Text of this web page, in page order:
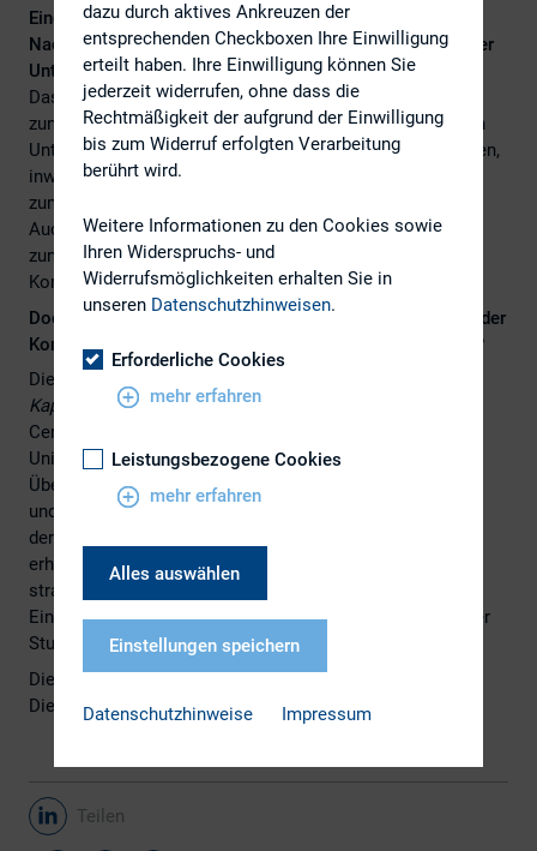
Eine empirische Analyse der
Nachhaltigkeitskommunikation deutscher börsennotierter
Unternehmen an den Kapitalmarkt
Das Thema Nachhaltigkeit hat in den letzten Jahren
zunehmend an Bedeutung gewonnen. Nicht nur, dass sich
Unternehmen immer stärker daran messen lassen müssen,
inwiefern sie in Einklang mit den global gesetzten Zielen
zum Schutz von Umwelt oder Menschenrechten stehen.
Auch Investoren, Ratingagenturen und Regulierer fordern
zunehmend eine transparentere und umfassendere
Kommunikation von ESG-Themen ein.
Doch: Wo steht die Investor Relations (IR) eigentlich bei der
Kommunikation von Nachhaltigkeit an den Kapitalmarkt?
Die aktuelle DIRK-Forschungsreihe „
Kapitalmarktkommunikation“ die gemeinsam mit dem
Center for Research in Financial Communication an der
Universität Leipzig erstellt wurde, gibt einen breiten
Überblick über Herausforderungen, Verantwortlichkeiten
und Instrumente der Nachhaltigkeitskommunikation. Bei
der großen Dynamik des Themas treten aktuell noch
erhebliche Unterschiede bei der Umsetzung sowie der
strategischen Integration von ESG-Aspekten zu Tage.
Einzelheiten dazu und weitere Ergebnisse finden Sie in der
Studie.
Die Studie finden Siehier.
Die Pressemitteilung finden Sie hier
Teilen
dazu durch aktives Ankreuzen der
entsprechenden Checkboxen Ihre Einwilligung
erteilt haben. Ihre Einwilligung können Sie
jederzeit widerrufen, ohne dass die
Rechtmäßigkeit der aufgrund der Einwilligung
bis zum Widerruf erfolgten Verarbeitung
berührt wird.
Weitere Informationen zu den Cookies sowie
Ihren Widerspruchs- und
Widerrufsmöglichkeiten erhalten Sie in
unseren Datenschutzhinweisen.
Erforderliche Cookies
mehr erfahren
Leistungsbezogene Cookies
mehr erfahren
Alles auswählen
Einstellungen speichern
Datenschutzhinweise Impressum